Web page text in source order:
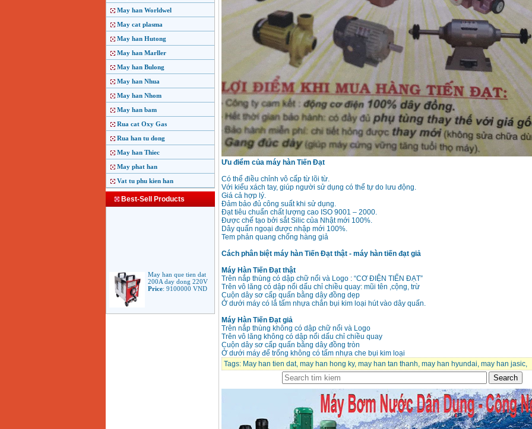
May han Worldwel
May cat plasma
May han Hutong
May han Marller
May han Bulong
May han Nhua
May han Nhom
May han bam
Rua cat Oxy Gas
Rua han tu dong
May han Thiec
May phat han
Vat tu phu kien han
Best-Sell Products
200A day dong 220V
Price:9100000 VND
Ưu điểm của máy hàn Tiến Đạt
Có thể điều chỉnh vô cấp từ lõi từ.
Với kiểu xách tay, giúp người sử dụng có thể tự do lưu động.
Giá cả hợp lý.
Đảm bảo đủ công suất khi sử dụng.
Đạt tiêu chuẩn chất lượng cao ISO 9001 – 2000.
Được chế tạo bởi sắt Silic của Nhật mới 100%.
Dây quấn ngoại được nhập mới 100%.
Tem phản quang chống hàng giả
Cách phân biệt máy hàn Tiến Đạt thật - máy hàn tiến đạt giả
Máy Hàn Tiến Đạt thật
Trên nắp thùng có dập chữ nổi và Logo : “CƠ ĐIỆN TIẾN ĐẠT”
Trên vô lăng có dập nổi dấu chỉ chiều quay: mũi tên ,cộng, trừ
Cuộn dây sơ cấp quấn bằng dây đồng dẹp
Ở dưới máy có lắ tấm nhựa chắn bụi kim loại hút vào dây quấn.
Máy Hàn Tiến Đạt giả
Trên nắp thùng không có dập chữ nổi và Logo
Trên vô lăng không có dập nổi dấu chỉ chiều quay
Cuộn dây sơ cấp quấn bằng dây đồng tròn
Ở dưới máy để trống không có tấm nhựa che bụi kim loại
Tags: May han tien dat, may han hong ky, may han tan thanh, may han hyundai, may han jasic,